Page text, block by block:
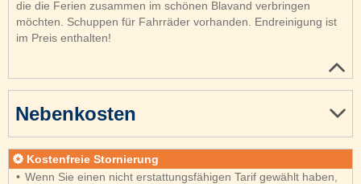
die die Ferien zusammen im schönen Blavand verbringen
möchten. Schuppen für Fahrräder vorhanden. Endreinigung ist
im Preis enthalten!
Nebenkosten
Kostenfreie Stornierung
Wenn Sie einen nicht erstattungsfähigen Tarif gewählt haben,